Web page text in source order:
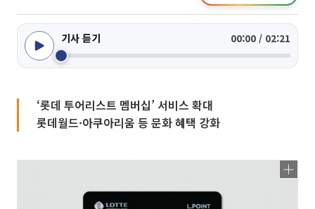
기사 듣기 00:00 / 02:21
‘롯데 투어리스트 멤버십’ 서비스 확대
롯데월드·아쿠아리움 등 문화 혜택 강화